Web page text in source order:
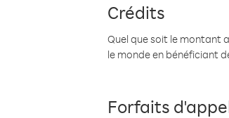
Crédits
Quel que soit le montant
le monde en bénéficiant
Forfaits